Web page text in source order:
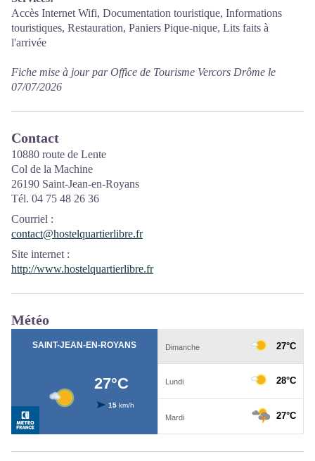
Accès Internet Wifi, Documentation touristique, Informations
touristiques, Restauration, Paniers Pique-nique, Lits faits à
l'arrivée
Fiche mise à jour par Office de Tourisme Vercors Drôme le
07/07/2026
Contact
10880 route de Lente
Col de la Machine
26190 Saint-Jean-en-Royans
Tél. 04 75 48 26 36
Courriel :
contact@hostelquartierlibre.fr
Site internet :
http://www.hostelquartierlibre.fr
Météo